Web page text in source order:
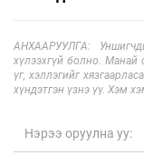
АНХААРУУЛГА:
хүлээхгүй болно.
үг, хэллэгийг
хүндэтгэн үзнэ үү. Хэм